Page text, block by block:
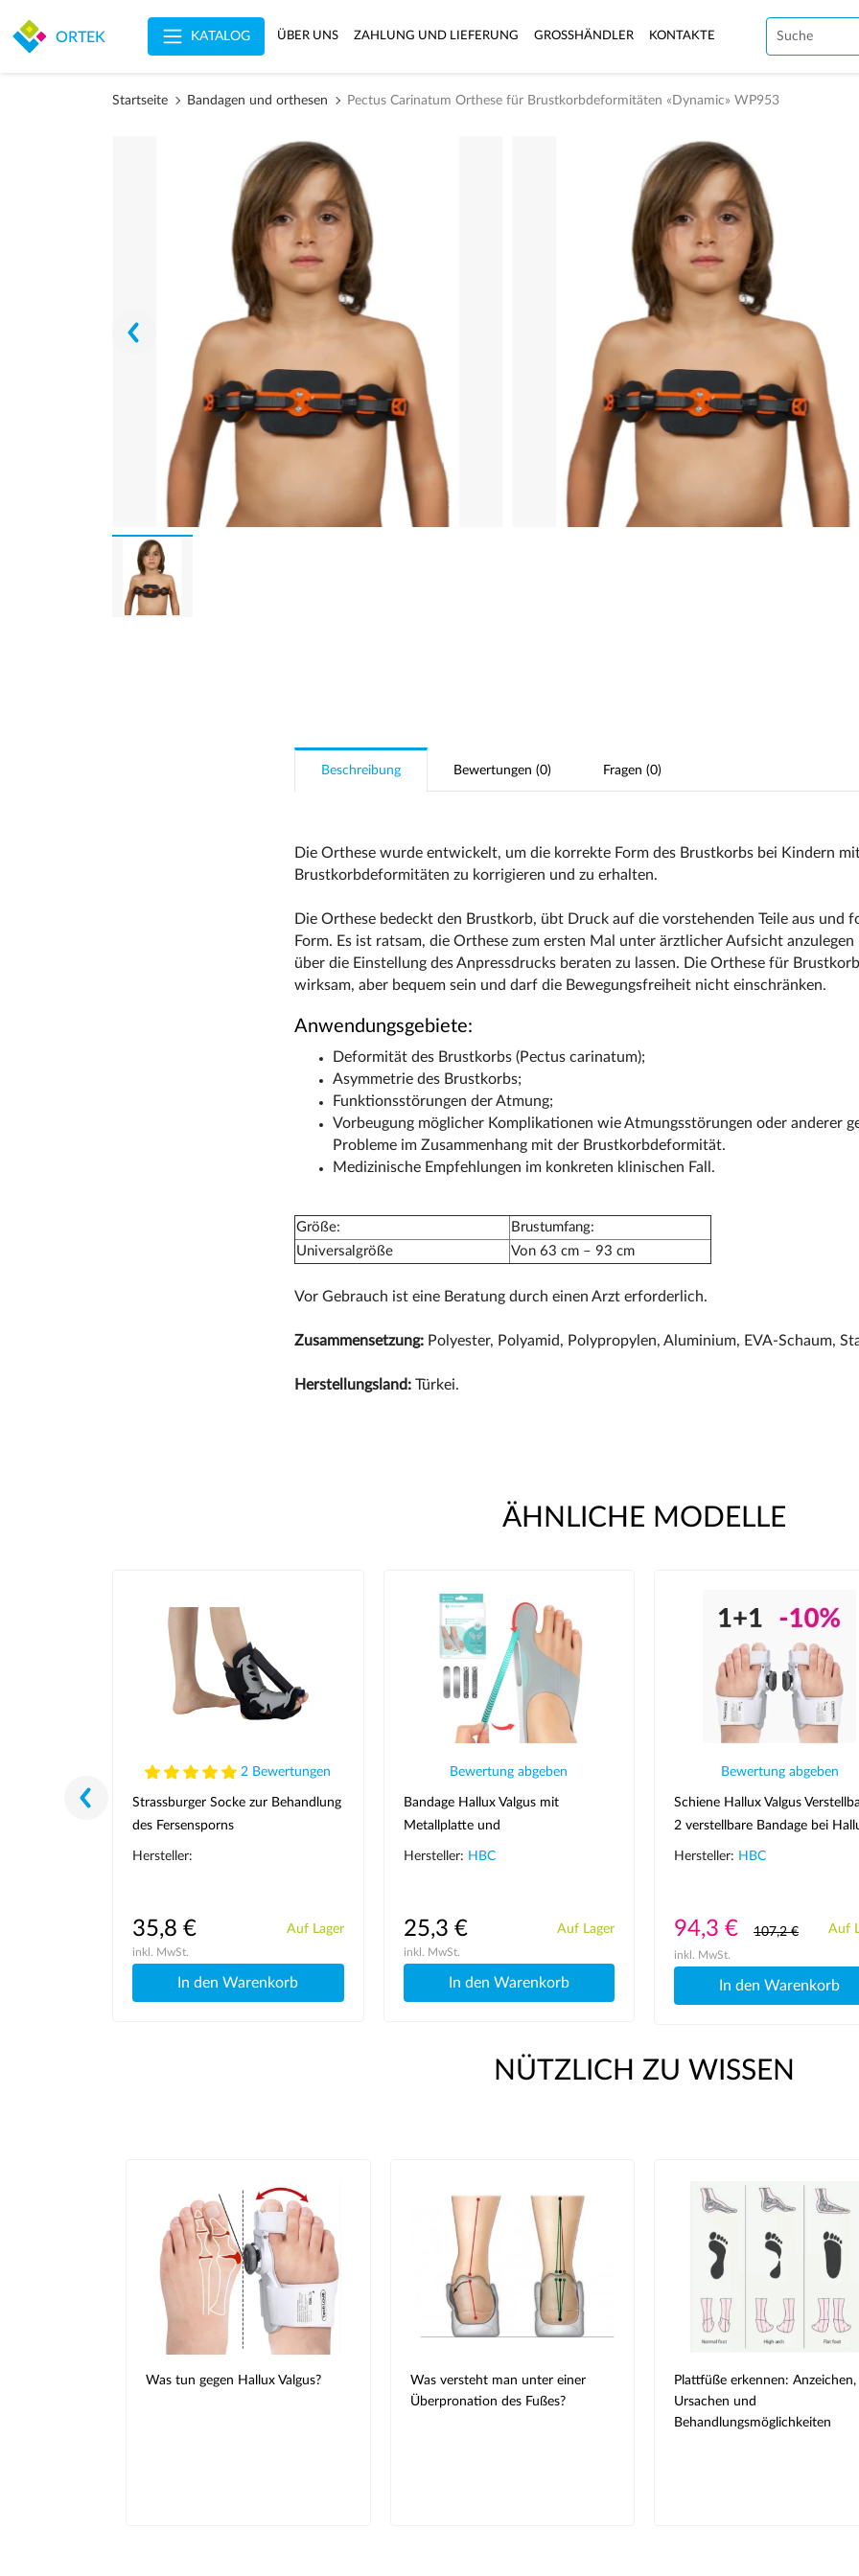
ORTEK KATALOG ÜBER UNS ZAHLUNG UND LIEFERUNG GROSSHÄNDLER KONTAKTE
Startseite Bandagen und orthesen Pectus Carinatum Orthese für Brustkorbdeformitäten «Dynamic» WP953
Beschreibung Bewertungen (0) Fragen (0)
Die Orthese wurde entwickelt, um die korrekte Form des Brustkorbs bei Kindern
Brustkorbdeformitäten zu korrigieren und zu erhalten.
Die Orthese bedeckt den Brustkorb, übt Druck auf die vorstehenden Teile aus und
Form. Es ist ratsam, die Orthese zum ersten Mal unter ärztlicher Aufsicht
über die Einstellung des Anpressdrucks beraten zu lassen. Die Orthese für
wirksam, aber bequem sein und darf die Bewegungsfreiheit nicht einschränken.
Anwendungsgebiete:
Deformität des Brustkorbs (Pectus carinatum);
Asymmetrie des Brustkorbs;
Funktionsstörungen der Atmung;
Vorbeugung möglicher Komplikationen wie Atmungsstörungen oder anderer
Probleme im Zusammenhang mit der Brustkorbdeformität.
Medizinische Empfehlungen im konkreten klinischen Fall.
Größe:
Brustumfang:
Universalgröße
Von 63 cm – 93 cm
Vor Gebrauch ist eine Beratung durch einen Arzt erforderlich.
Zusammensetzung: Polyester, Polyamid, Polypropylen, Aluminium, EVA-Schaum,
Herstellungsland: Türkei.
ÄHNLICHE MODELLE
2 Bewertungen
Strassburger Socke zur Behandlung
des Fersensporns
Hersteller:
35,8 €
inkl. MwSt.
Auf Lager
In den Warenkorb
Bewertung abgeben
Bandage Hallux Valgus mit
Metallplatte und
Spannungsregulierung
Hersteller: HBC
25,3 €
inkl. MwSt.
Auf Lager
In den Warenkorb
Bewertung abgeben
Schiene Hallux Valgus
2 verstellbare Bandage bei
Valgus
Hersteller: HBC
94,3 € 107,2 €
inkl. MwSt.
Auf
In den Warenkorb
NÜTZLICH ZU WISSEN
Was tun gegen Hallux Valgus?
Was versteht man unter einer
Überpronation des Fußes?
Plattfüße erkennen: Anzeichen,
Ursachen und
Behandlungsmöglichkeiten